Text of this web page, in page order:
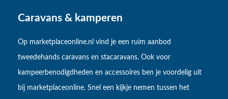
Caravans & kamperen
Op marketplaceonline.nl vind je een ruim aanbod
tweedehands caravans en stacaravans. Ook voor
kampeerbenodigdheden en accessoires ben je voordelig uit
bij marketplaceonline. Snel een kijkje nemen tussen het